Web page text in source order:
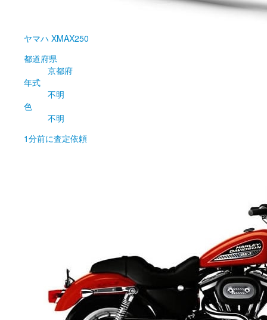
ヤマハ XMAX250
都道府県
京都府
年式
不明
色
不明
1分前に査定依頼